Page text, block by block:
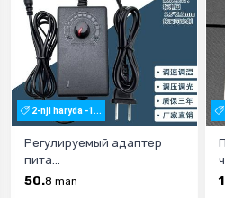
2-nji haryda -1...
Регулируемый адаптер
пита...
50.8 man